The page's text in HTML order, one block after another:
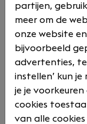
In grote lijnen
met:
partijen,
meer om de
onze website
bijvoorbeeld
advertenties, te
instellen’ kun je
je je
cookies
van alle